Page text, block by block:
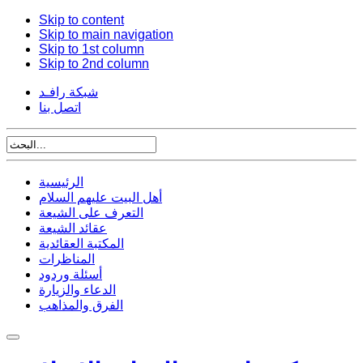
Skip to content
Skip to main navigation
Skip to 1st column
Skip to 2nd column
شبكة رافـد
اتصل بنا
الرئيسية
أهل البيت عليهم السلام
التعرف على الشيعة
عقائد الشيعة
المكتبة العقائدية
المناظرات
أسئلة وردود
الدعاء والزيارة
الفرق والمذاهب